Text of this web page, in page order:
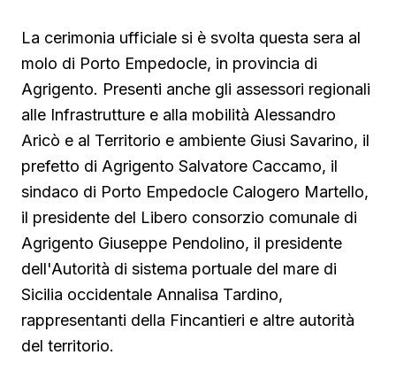
La cerimonia ufficiale si è svolta questa sera al
molo di Porto Empedocle, in provincia di
Agrigento. Presenti anche gli assessori regionali
alle Infrastrutture e alla mobilità Alessandro
Aricò e al Territorio e ambiente Giusi Savarino, il
prefetto di Agrigento Salvatore Caccamo, il
sindaco di Porto Empedocle Calogero Martello,
il presidente del Libero consorzio comunale di
Agrigento Giuseppe Pendolino, il presidente
dell'Autorità di sistema portuale del mare di
Sicilia occidentale Annalisa Tardino,
rappresentanti della Fincantieri e altre autorità
del territorio.